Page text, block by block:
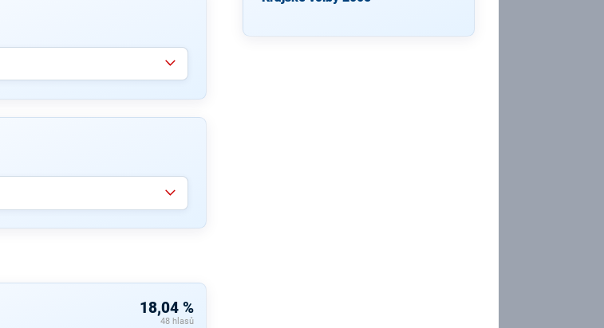
18,04 %
48 hlasů